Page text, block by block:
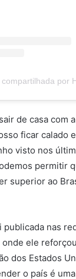
de casa com
ficar calado
visto nos
permitir
superior ao
publicada nas
ele
dos Estados
o país é